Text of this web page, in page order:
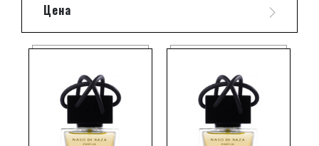
Цена